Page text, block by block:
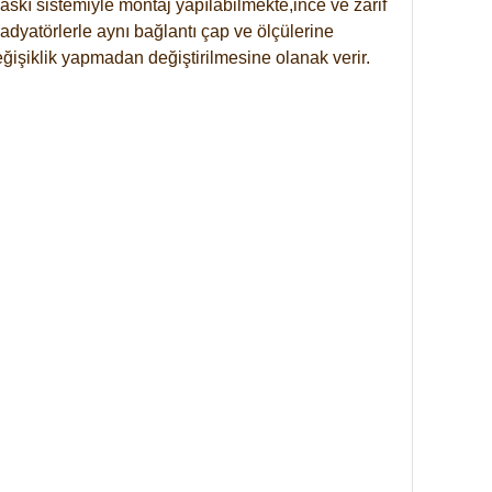
sistemiyle montaj yapılabilmekte,ince ve zarif
aynı bağlantı çap ve ölçülerine
yapmadan değiştirilmesine olanak verir.